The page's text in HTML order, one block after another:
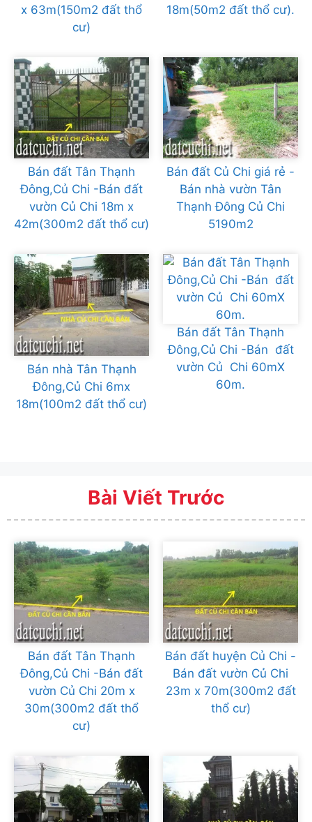
x 63m(150m2 đất thổ
cư)
18m(50m2 đất thổ cư).
Bán đất Tân Thạnh
Đông,Củ Chi -Bán đất
vườn Củ Chi 18m x
42m(300m2 đất thổ cư)
Bán đất Củ Chi giá rẻ -
Bán nhà vườn Tân
Thạnh Đông Củ Chi
5190m2
Bán nhà Tân Thạnh
Đông,Củ Chi 6mx
18m(100m2 đất thổ cư)
Bán đất Tân Thạnh
Đông,Củ Chi -Bán đất
vườn Củ Chi 60mX
60m.
Bài Viết Trước
Bán đất Tân Thạnh
Đông,Củ Chi -Bán đất
vườn Củ Chi 20m x
30m(300m2 đất thổ
cư)
Bán đất huyện Củ Chi -
Bán đất vườn Củ Chi
23m x 70m(300m2 đất
thổ cư)